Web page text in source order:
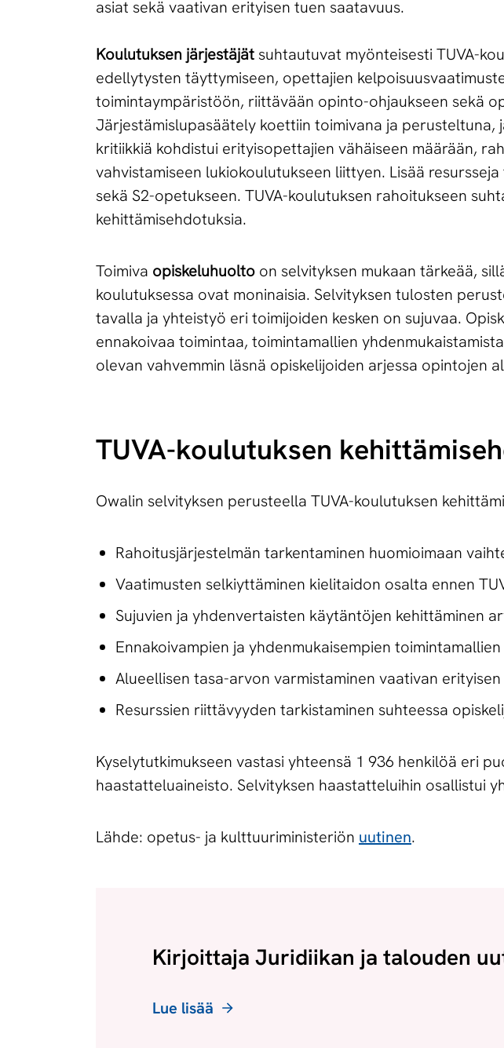
asiat sekä vaativan erityisen tuen saatavuus.
Koulutuksen järjestäjät suhtautuvat myönteisesti TUVA-
edellytysten täyttymiseen, opettajien
toimintaympäristöön, riittävään opinto-ohjaukseen sekä
Järjestämislupasäätely koettiin toimivana ja perusteltuna,
kritiikkiä kohdistui erityisopettajien vähäiseen määrään,
vahvistamiseen lukiokoulutukseen liittyen. Lisää
sekä S2-opetukseen. TUVA-koulutuksen rahoitukseen
kehittämisehdotuksia.
Toimiva opiskeluhuolto on selvityksen mukaan tärkeää,
koulutuksessa ovat moninaisia. Selvityksen tulosten
tavalla ja yhteistyö eri toimijoiden kesken on sujuvaa.
ennakoivaa toimintaa, toimintamallien
olevan vahvemmin läsnä opiskelijoiden arjessa opintojen
TUVA-koulutuksen
Owalin selvityksen perusteella TUVA-koulutuksen
Rahoitusjärjestelmän tarkentaminen huomioimaan
Vaatimusten selkiyttäminen kielitaidon osalta ennen
Sujuvien ja yhdenvertaisten käytäntöjen kehittäminen
Ennakoivampien ja yhdenmukaisempien
Alueellisen tasa-arvon varmistaminen vaativan
Resurssien riittävyyden tarkistaminen suhteessa
Kyselytutkimukseen vastasi yhteensä 1 936 henkilöä eri
haastatteluaineisto. Selvityksen haastatteluihin osallistui
Lähde: opetus- ja kulttuuriministeriön uutinen.
Kirjoittaja Juridiikan ja talouden
Lue lisää